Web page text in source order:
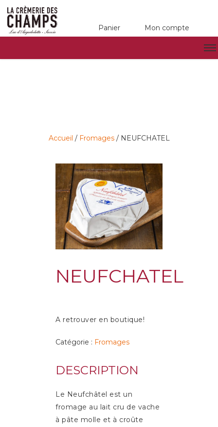
Panier Mon compte
Accueil / Fromages/ NEUFCHATEL
NEUFCHATEL
A retrouver en boutique!
Catégorie : Fromages
DESCRIPTION
Le Neufchâtel est un
fromage au lait cru de vache
à pâte molle et à croûte